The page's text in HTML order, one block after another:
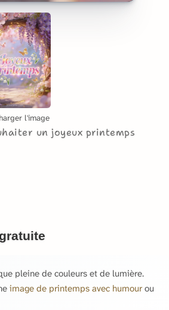
l'image
un joyeux printemps
pleine de couleurs et de lumière.
image de printemps avec humour ou